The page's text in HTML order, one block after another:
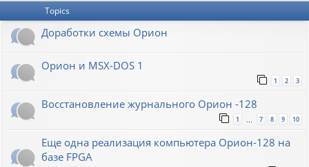
Topics
Доработки схемы Орион
Орион и MSX-DOS 1
1 2 3
Восстановление журнального Орион -128
1 … 7 8 9 10
Еще одна реализация компьютера Орион-128 на
базе FPGA